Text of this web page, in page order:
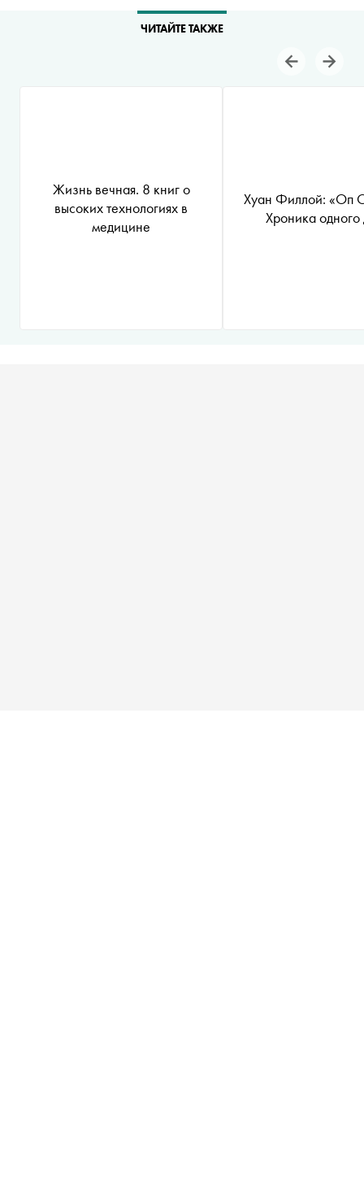
ЧИТАЙТЕ ТАКЖЕ
Жизнь вечная. 8 книг о
высоких технологиях в
медицине
Хуан Филлой: «Оп
Хроника одного